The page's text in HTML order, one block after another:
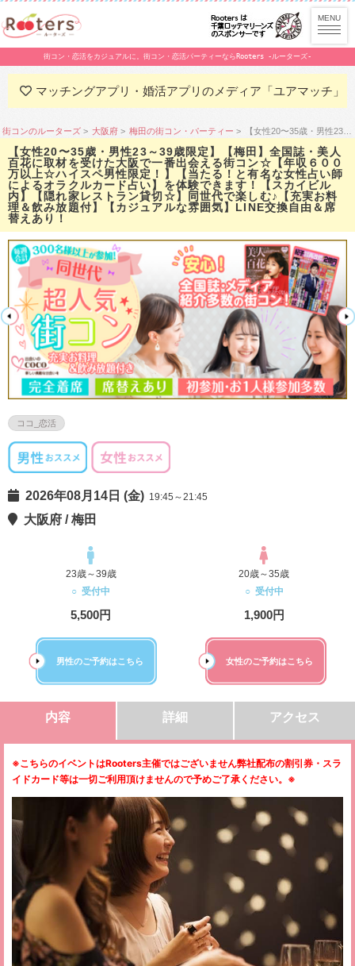
街コン・恋活をカジュアルに。街コン・恋活パーティーならRooters -ルーターズ-
マッチングアプリ・婚活アプリのメディア「ユアマッチ」
街コンのルーターズ 大阪府 梅田の街コン・パーティー 【女性20〜35歳・男性23～39歳限定】【梅田】全国誌・美人百花に取材を受けた大阪で一番出会える街コン☆【年収６００万以上☆ハイスペ男性限定！】【当たる！と有名な女性占い師によるオラクルカード占い】を体験できます！【スカイビル内】【隠れ家レストラン貸切☆】同世代で楽しむ♪【充実お料理＆飲み放題付】【カジュアルな雰囲気】LINE交換自由＆席替えあり！
【女性20〜35歳・男性23～39歳限定】【梅田】全国誌・美人
百花に取材を受けた大阪で一番出会える街コン☆【年収６００
万以上☆ハイスペ男性限定！】【当たる！と有名な女性占い師
によるオラクルカード占い】を体験できます！【スカイビル
内】【隠れ家レストラン貸切☆】同世代で楽しむ♪【充実お料
理＆飲み放題付】【カジュアルな雰囲気】LINE交換自由＆席
替えあり！
ココ_恋活
2026年08月14日 (金) 19:45～21:45
大阪府 / 梅田
23歳～39歳
○ 受付中
5,500円
20歳～35歳
○ 受付中
1,900円
男性のご予約はこちら 女性のご予約はこちら
内容 詳細 アクセス
※こちらのイベントはRooters主催ではございません弊社配布の割引券・スラ
イドカード等は一切ご利用頂けませんので予めご了承ください。 ※